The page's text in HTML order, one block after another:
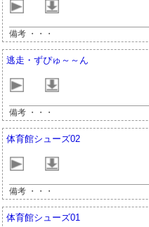
備考 ・・・
逃走・ずぴゅ～～ん
備考 ・・・
体育館シューズ02
備考 ・・・
体育館シューズ01